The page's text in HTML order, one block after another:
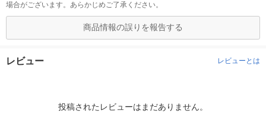
場合がございます。あらかじめご了承ください。
商品情報の誤りを報告する
レビュー レビューとは
投稿されたレビューはまだありません。